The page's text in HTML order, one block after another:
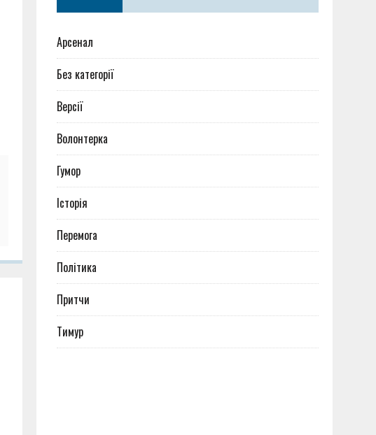
Арсенал
Без категорії
Версії
Волонтерка
Гумор
Історія
Перемога
Політика
Притчи
Тимур